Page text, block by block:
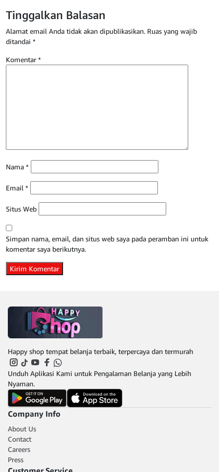
Tinggalkan Balasan
Alamat email Anda tidak akan dipublikasikan. Ruas yang wajib
ditandai *
Komentar *
Nama *
Email *
Situs Web
Simpan nama, email, dan situs web saya pada peramban ini untuk
komentar saya berikutnya.
Happy shop tempat belanja terbaik, terpercaya dan termurah
Unduh Aplikasi Kami untuk Pengalaman Belanja yang Lebih
Nyaman.
Company Info
About Us
Contact
Careers
Press